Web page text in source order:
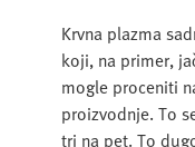
Krvna plazma
koji, na primer,
mogle proceniti
proizvodnje. To
tri na pet. To